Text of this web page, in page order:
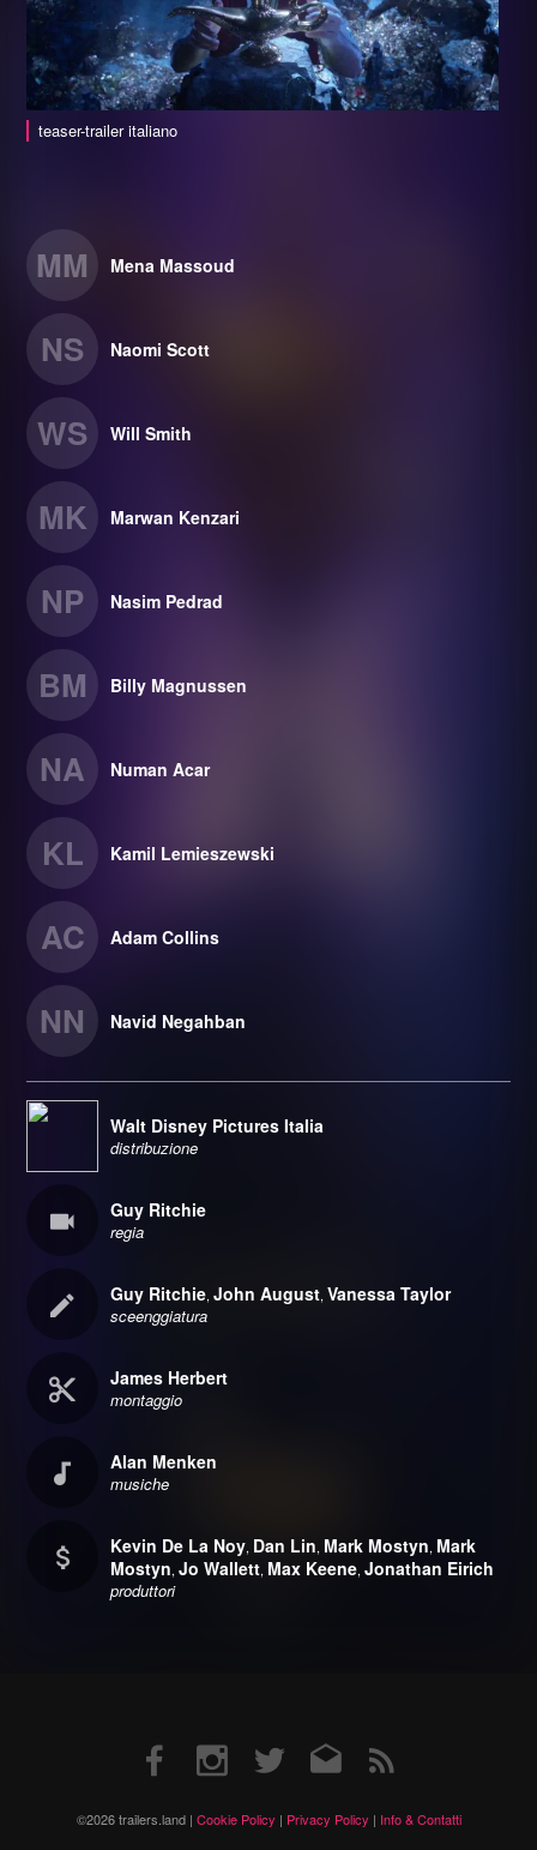
teaser-trailer italiano
MM Mena Massoud
NS Naomi Scott
WS Will Smith
MK Marwan Kenzari
NP Nasim Pedrad
BM Billy Magnussen
NA Numan Acar
KL Kamil Lemieszewski
AC Adam Collins
NN Navid Negahban
Walt Disney Pictures Italia
distribuzione
Guy Ritchie
regia
Guy Ritchie,John August,Vanessa Taylor
sceenggiatura
James Herbert
montaggio
Alan Menken
musiche
Kevin De La Noy, Dan Lin, Mark Mostyn, Mark
Mostyn,Jo Wallett, Max Keene,Jonathan Eirich
produttori
©2026 trailers.land | Cookie Policy | Privacy Policy | Info & Contatti